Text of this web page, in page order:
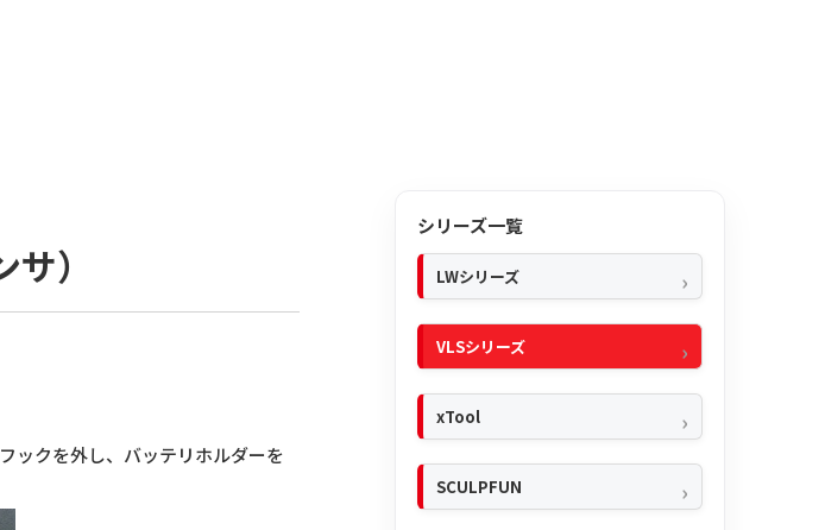
）
ックを外し、バッテリホルダーを
シリーズ一覧
LWシリーズ
VLSシリーズ
xTool
SCULPFUN